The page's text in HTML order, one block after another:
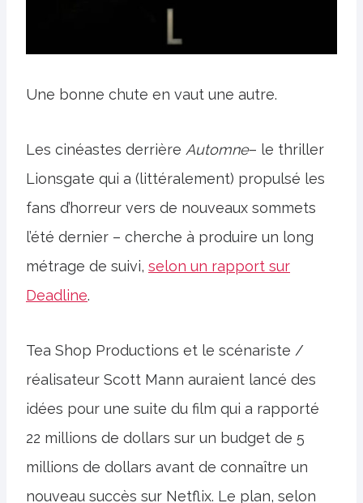
Une bonne chute en vaut une autre.
Les cinéastes derrière Automne– le thriller
Lionsgate qui a (littéralement) propulsé les
fans d’horreur vers de nouveaux sommets
l’été dernier – cherche à produire un long
métrage de suivi, selon un rapport sur
Deadline.
Tea Shop Productions et le scénariste /
réalisateur Scott Mann auraient lancé des
idées pour une suite du film qui a rapporté
22 millions de dollars sur un budget de 5
millions de dollars avant de connaître un
nouveau succès sur Netflix. Le plan, selon